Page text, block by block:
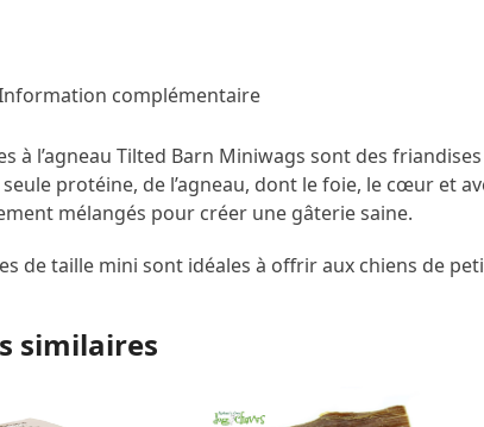
complémentaire
à l’agneau Tilted Barn Miniwags sont des
protéine, de l’agneau, dont le foie, le cœur et
mélangés pour créer une gâterie saine.
de taille mini sont idéales à offrir aux chiens de
similaires